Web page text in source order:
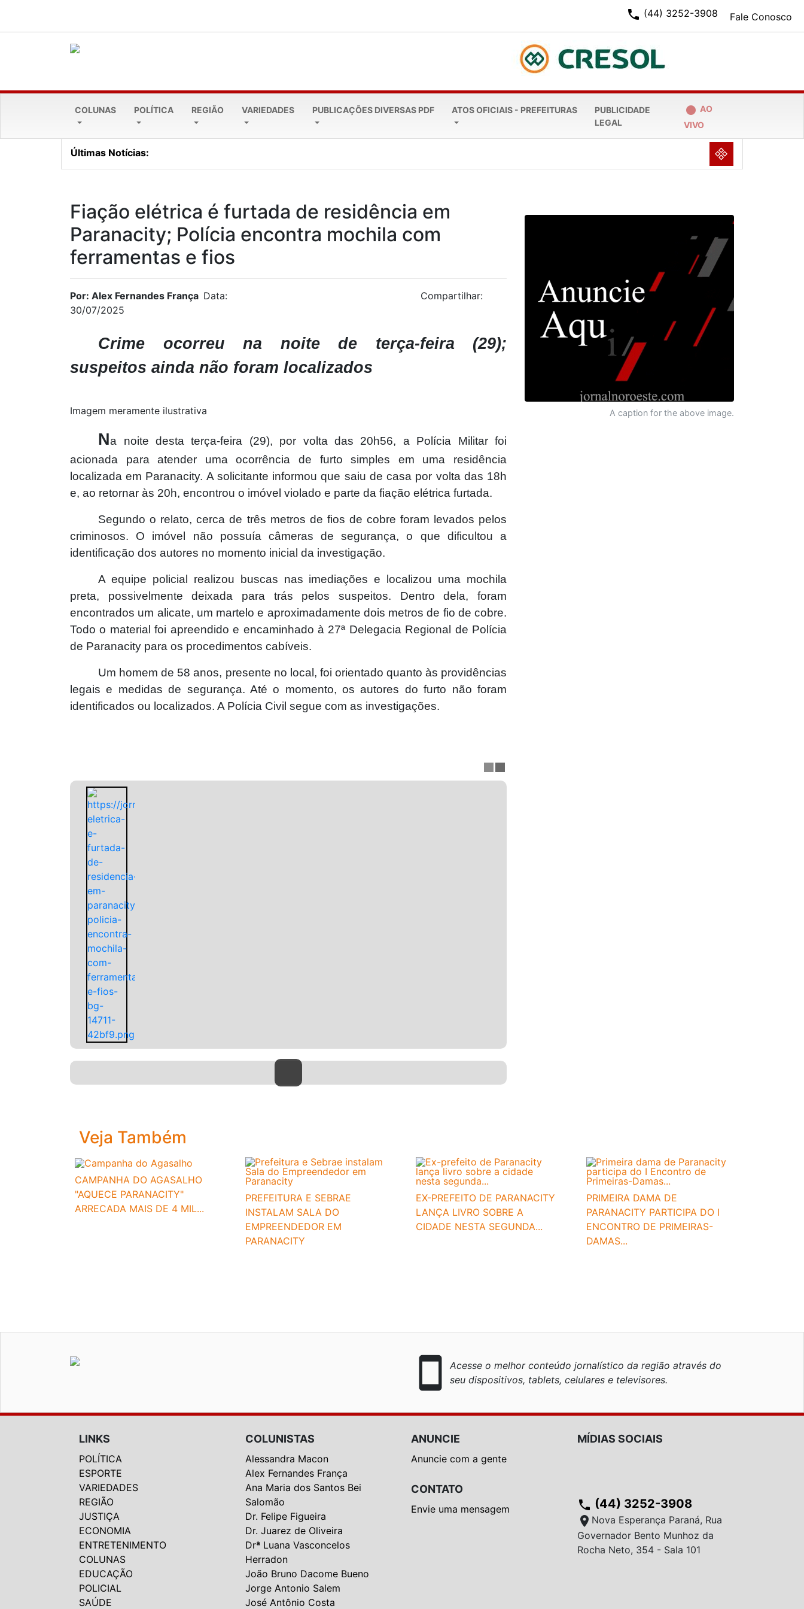
Fale Conosco
phone (44) 3252-3908
COLUNAS POLÍTICA REGIÃO VARIEDADES PUBLICAÇÕES DIVERSAS PDF ATOS OFICIAIS - PREFEITURAS
PUBLICIDADE
LEGAL
fiber_manual_record AO
VIVO
Últimas Notícias: NULL
Fiação elétrica é furtada de residência em
Paranacity; Polícia encontra mochila com
ferramentas e fios
Por: Alex Fernandes França Data:
30/07/2025
Compartilhar:
Crime ocorreu na noite de terça-feira (29);
suspeitos ainda não foram localizados
Imagem meramente ilustrativa
Na noite desta terça-feira (29), por volta das 20h56, a Polícia Militar foi
acionada para atender uma ocorrência de furto simples em uma residência
localizada em Paranacity. A solicitante informou que saiu de casa por volta das 18h
e, ao retornar às 20h, encontrou o imóvel violado e parte da fiação elétrica furtada.
Segundo o relato, cerca de três metros de fios de cobre foram levados pelos
criminosos. O imóvel não possuía câmeras de segurança, o que dificultou a
identificação dos autores no momento inicial da investigação.
A equipe policial realizou buscas nas imediações e localizou uma mochila
preta, possivelmente deixada para trás pelos suspeitos. Dentro dela, foram
encontrados um alicate, um martelo e aproximadamente dois metros de fio de cobre.
Todo o material foi apreendido e encaminhado à 27ª Delegacia Regional de Polícia
de Paranacity para os procedimentos cabíveis.
Um homem de 58 anos, presente no local, foi orientado quanto às providências
legais e medidas de segurança. Até o momento, os autores do furto não foram
identificados ou localizados. A Polícia Civil segue com as investigações.
A caption for the above image.
Veja Também
CAMPANHA DO AGASALHO
"AQUECE PARANACITY"
ARRECADA MAIS DE 4 MIL...
PREFEITURA E SEBRAE
INSTALAM SALA DO
EMPREENDEDOR EM
PARANACITY
EX-PREFEITO DE PARANACITY
LANÇA LIVRO SOBRE A
CIDADE NESTA SEGUNDA...
PRIMEIRA DAMA DE
PARANACITY PARTICIPA DO I
ENCONTRO DE PRIMEIRAS-
DAMAS...
smartphone
Acesse o melhor conteúdo jornalístico da região através do
seu dispositivos, tablets, celulares e televisores.
LINKS
POLÍTICA
ESPORTE
VARIEDADES
REGIÃO
JUSTIÇA
ECONOMIA
ENTRETENIMENTO
COLUNAS
EDUCAÇÃO
POLICIAL
SAÚDE
COLUNISTAS
Alessandra Macon
Alex Fernandes França
Ana Maria dos Santos Bei
Salomão
Dr. Felipe Figueira
Dr. Juarez de Oliveira
Drª Luana Vasconcelos
Herradon
João Bruno Dacome Bueno
Jorge Antonio Salem
José Antônio Costa
ANUNCIE
Anuncie com a gente
CONTATO
Envie uma mensagem
MÍDIAS SOCIAIS
phone (44) 3252-3908
location_on Nova Esperança Paraná, Rua
Governador Bento Munhoz da
Rocha Neto, 354 - Sala 101